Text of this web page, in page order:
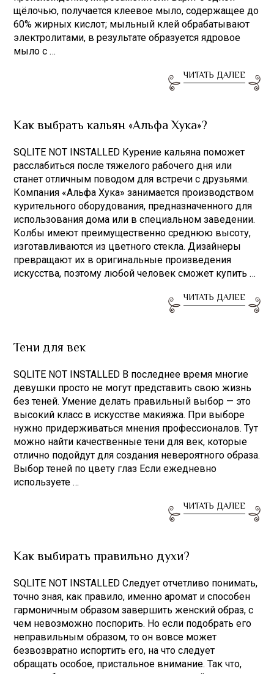
щёлочью, получается клеевое мыло, содержащее до
60% жирных кислот; мыльный клей обрабатывают
электролитами, в результате образуется ядровое
мыло с …
ЧИТАТЬ ДАЛЕЕ
Как выбрать кальян «Альфа Хука»?
SQLITE NOT INSTALLED Курение кальяна поможет
расслабиться после тяжелого рабочего дня или
станет отличным поводом для встречи с друзьями.
Компания «Альфа Хука» занимается производством
курительного оборудования, предназначенного для
использования дома или в специальном заведении.
Колбы имеют преимущественно среднюю высоту,
изготавливаются из цветного стекла. Дизайнеры
превращают их в оригинальные произведения
искусства, поэтому любой человек сможет купить …
ЧИТАТЬ ДАЛЕЕ
Тени для век
SQLITE NOT INSTALLED В последнее время многие
девушки просто не могут представить свою жизнь
без теней. Умение делать правильный выбор — это
высокий класс в искусстве макияжа. При выборе
нужно придерживаться мнения профессионалов. Тут
можно найти качественные тени для век, которые
отлично подойдут для создания невероятного образа.
Выбор теней по цвету глаз Если ежедневно
используете …
ЧИТАТЬ ДАЛЕЕ
Как выбирать правильно духи?
SQLITE NOT INSTALLED Следует отчетливо понимать,
точно зная, как правило, именно аромат и способен
гармоничным образом завершить женский образ, с
чем невозможно поспорить. Но если подобрать его
неправильным образом, то он вовсе может
безвозвратно испортить его, на что следует
обращать особое, пристальное внимание. Так что,